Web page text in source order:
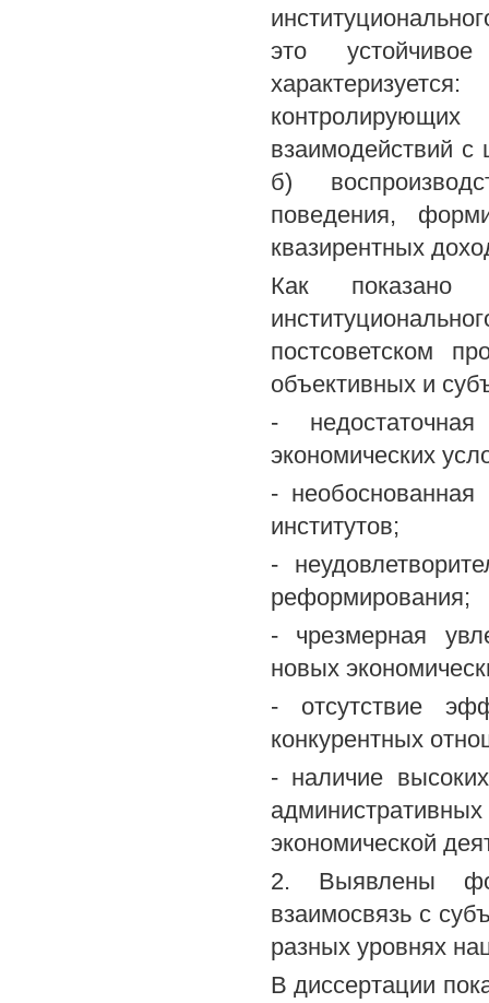
это устойчивое
взаимодействий с
б)
поведения,
квазирентных
Как показано
постсоветском
объективных и
-
экономических
- необоснованная
институтов;
-
реформирования;
- чрезмерная
новых
- отсутствие
конкурентных
- наличие
экономической
2. Выявлены
взаимосвязь с
разных уровнях
В диссертации